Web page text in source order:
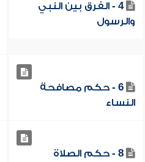
4 - الفرق بين النبي
والرسول
6 - حكم مصافحة
النساء
8 - حكم الصلاة